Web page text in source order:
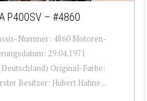
P400SV – #4860
Nummer: 4860 Motoren-
29.04.1971
Original-Farbe:
Besitzer: Hubert Hahne...